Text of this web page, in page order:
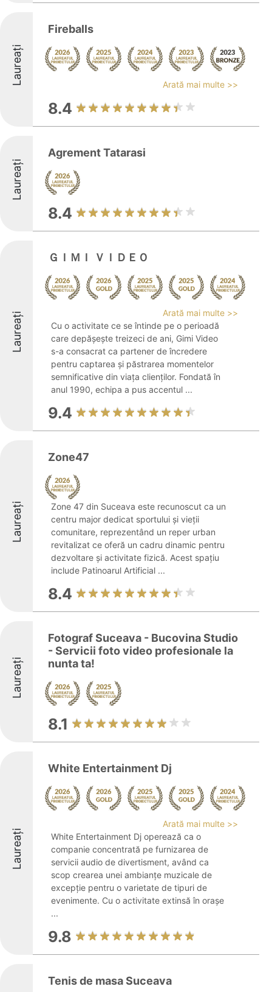
Laureați
Fireballs
Arată mai multe >>
8.4
Laureați
Agrement Tatarasi
8.4
Laureați
ＧＩＭＩ ＶＩＤＥＯ
Arată mai multe >>
Cu o activitate ce se întinde pe o perioadă
care depășește treizeci de ani, Gimi Video
s-a consacrat ca partener de încredere
pentru captarea și păstrarea momentelor
semnificative din viața clienților. Fondată în
anul 1990, echipa a pus accentul ...
9.4
Laureați
Zone47
Zone 47 din Suceava este recunoscut ca un
centru major dedicat sportului și vieții
comunitare, reprezentând un reper urban
revitalizat ce oferă un cadru dinamic pentru
dezvoltare și activitate fizică. Acest spațiu
include Patinoarul Artificial ...
8.4
Laureați
Fotograf Suceava - Bucovina Studio
- Servicii foto video profesionale la
nunta ta!
8.1
Laureați
White Entertainment Dj
Arată mai multe >>
White Entertainment Dj operează ca o
companie concentrată pe furnizarea de
servicii audio de divertisment, având ca
scop crearea unei ambianțe muzicale de
excepție pentru o varietate de tipuri de
evenimente. Cu o activitate extinsă în orașe
...
9.8
Tenis de masa Suceava